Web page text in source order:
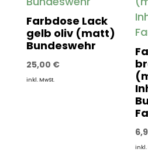
Farbdose Lack
gelb oliv (matt)
Bundeswehr
25,00 €
inkl. MwSt.
inkl.